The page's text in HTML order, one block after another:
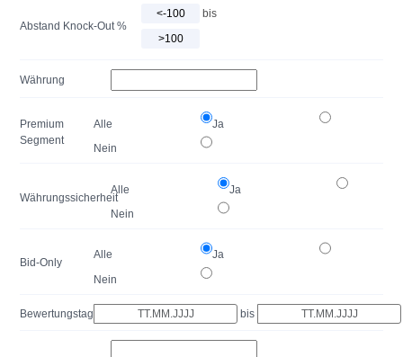
Abstand Knock-Out %
bis
Währung
Premium
Segment
Alle
Ja
Nein
Währungssicherheit
Alle
Ja
Nein
Bid-Only
Alle
Ja
Nein
Bewertungstag bis